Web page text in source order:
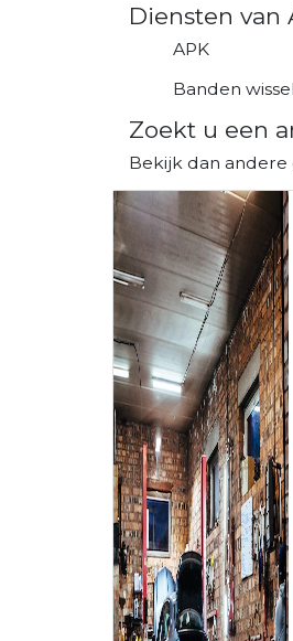
Diensten
APK
Banden
Zoekt u een
Bekijk dan